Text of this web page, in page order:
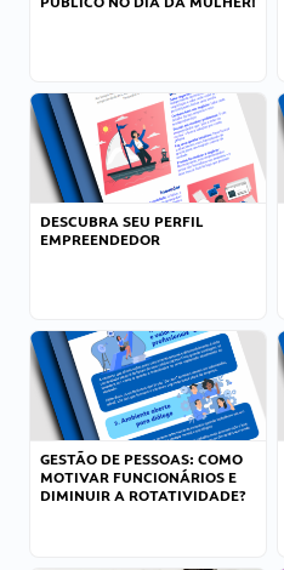
DESCUBRA SEU PERFIL
EMPREENDEDOR
GESTÃO DE PESSOAS: COMO
MOTIVAR FUNCIONÁRIOS E
DIMINUIR A ROTATIVIDADE?